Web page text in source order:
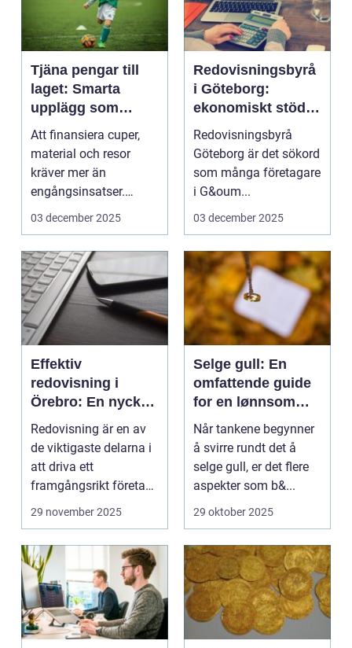
Tjäna pengar till
laget: Smarta
upplägg som
håller i längden
Att finansiera cuper,
material och resor
kräver mer än
engångsinsatser.
Många ...
03 december 2025
Redovisningsbyrå
i Göteborg:
ekonomiskt stöd
för ditt företag
Redovisningsbyrå
Göteborg är det sökord
som många företagare
i G&oum...
03 december 2025
Effektiv
redovisning i
Örebro: En nyckel
till framgång
Redovisning är en av
de viktigaste delarna i
att driva ett
framgångsrikt företag.
I ...
29 november 2025
Selge gull: En
omfattende guide
for en lønnsom
transaksjon
Når tankene begynner
å svirre rundt det å
selge gull, er det flere
aspekter som b&...
29 oktober 2025